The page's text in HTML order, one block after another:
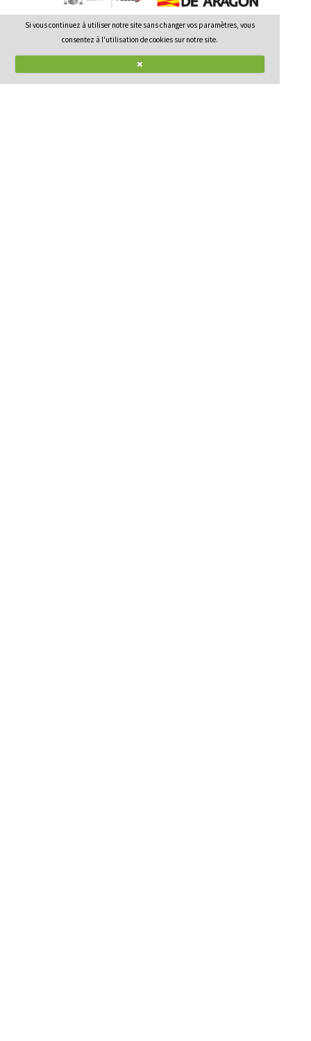
Si vous continuez à utiliser notre site sans changer vos paramètres, vous
consentez à l'utilisation de cookies sur notre site.